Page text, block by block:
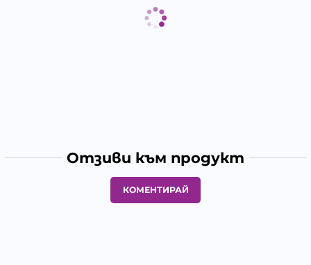
Отзиви към продукт
КОМЕНТИРАЙ